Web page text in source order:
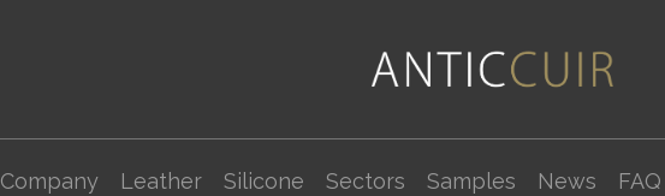
Company Leather Silicone Sectors Samples News FAQ